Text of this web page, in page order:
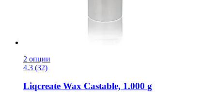
2 опции
4.3 (32)
Liqcreate Wax Castable, 1.000 g